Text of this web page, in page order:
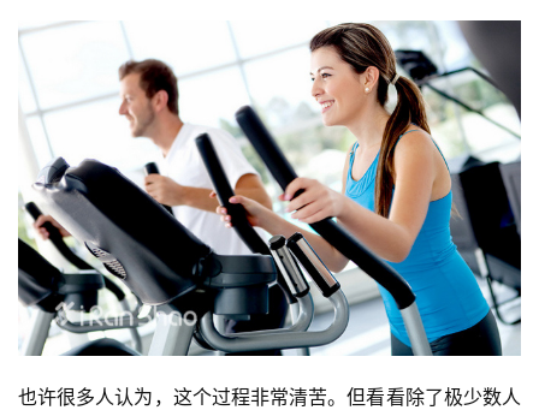
也许很多人认为，这个过程非常清苦。但看看除了极少数人